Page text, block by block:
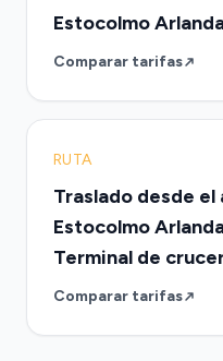
Estocolmo
Comparar tarifas
RUTA
Traslado desde
Estocolmo
Terminal de
Comparar tarifas